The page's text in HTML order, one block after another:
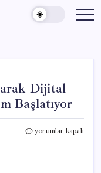
Dijital
Başlatıyor
Roche,
yorumlar kapalı